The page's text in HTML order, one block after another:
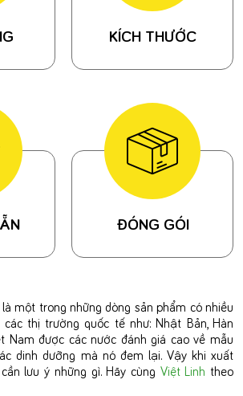
KÍCH THƯỚC
ĐÓNG GÓI
một trong những dòng sản phẩm có nhiều
thị trường quốc tế như: Nhật Bản, Hàn
Nam được các nước đánh giá cao về mẫu
dinh dưỡng mà nó đem lại. Vậy khi xuất
lưu ý những gì. Hãy cùng Việt Linh theo